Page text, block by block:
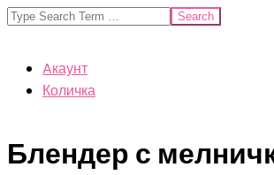
Search
Aкаунт
Количка
Блендер с